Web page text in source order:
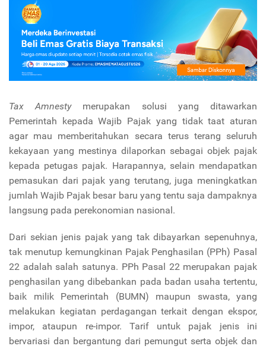
Tax Amnestymerupakan solusi yang ditawarkan
Pemerintah kepada Wajib Pajak yang tidak taat aturan
agar mau memberitahukan secara terus terang seluruh
kekayaan yang mestinya dilaporkan sebagai objek pajak
kepada petugas pajak. Harapannya, selain mendapatkan
pemasukan dari pajak yang terutang, juga meningkatkan
jumlah Wajib Pajak besar baru yang tentu saja dampaknya
langsung pada perekonomian nasional.
Dari sekian jenis pajak yang tak dibayarkan sepenuhnya,
tak menutup kemungkinan Pajak Penghasilan (PPh) Pasal
22 adalah salah satunya. PPh Pasal 22 merupakan pajak
penghasilan yang dibebankan pada badan usaha tertentu,
baik milik Pemerintah (BUMN) maupun swasta, yang
melakukan kegiatan perdagangan terkait dengan ekspor,
impor, ataupun re-impor. Tarif untuk pajak jenis ini
bervariasi dan bergantung dari pemungut serta objek dan